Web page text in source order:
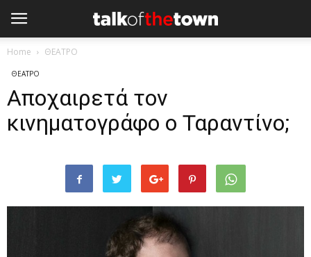
Home ΘΕΑΤΡΟ
ΘΕΑΤΡΟ
Αποχαιρετά τον
κινηματογράφο ο Ταραντίνο;